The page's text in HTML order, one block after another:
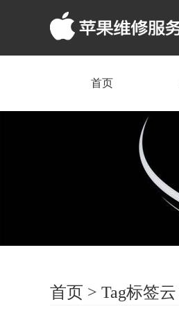
首页
首页 > Tag标签云